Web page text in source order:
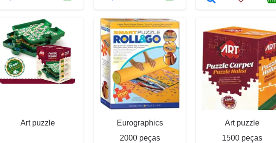
Art puzzle
Eurographics
2000 peças
Art puzzle
1500 peças